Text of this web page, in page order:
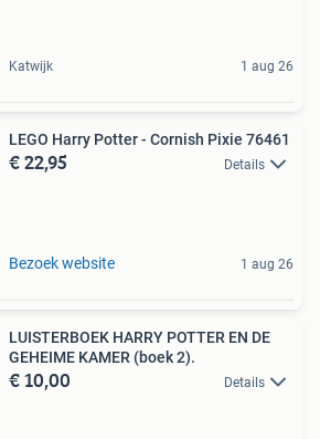
Katwijk 1 aug 26
LEGO Harry Potter - Cornish Pixie 76461
€ 22,95 Details
Bezoek website 1 aug 26
LUISTERBOEK HARRY POTTER EN DE
GEHEIME KAMER (boek 2).
€ 10,00 Details